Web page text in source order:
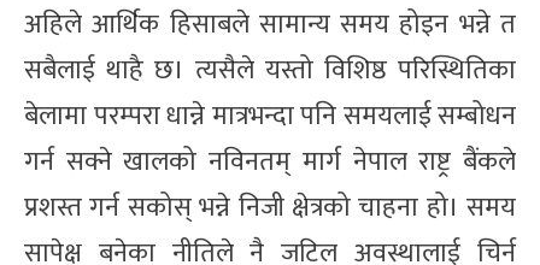
अहिले आर्थिक हिसाबले सामान्य समय होइन भन्ने त
सबैलाई थाहै छ। त्यसैले यस्तो विशिष्ठ परिस्थितिका
बेलामा परम्परा धान्ने मात्रभन्दा पनि समयलाई सम्बोधन
गर्न सक्ने खालको नविनतम् मार्ग नेपाल राष्ट्र बैंकले
प्रशस्त गर्न सकोस् भन्ने निजी क्षेत्रको चाहना हो। समय
सापेक्ष बनेका नीतिले नै जटिल अवस्थालाई चिर्न